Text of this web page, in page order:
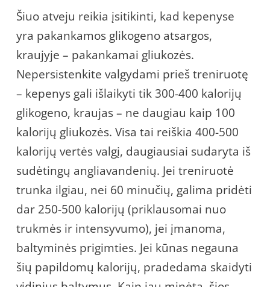
Šiuo atveju reikia įsitikinti, kad kepenyse
yra pakankamos glikogeno atsargos,
kraujyje – pakankamai gliukozės.
Nepersistenkite valgydami prieš treniruotę
– kepenys gali išlaikyti tik 300-400 kalorijų
glikogeno, kraujas – ne daugiau kaip 100
kalorijų gliukozės. Visa tai reiškia 400-500
kalorijų vertės valgį, daugiausiai sudaryta iš
sudėtingų angliavandenių. Jei treniruotė
trunka ilgiau, nei 60 minučių, galima pridėti
dar 250-500 kalorijų (priklausomai nuo
trukmės ir intensyvumo), jei įmanoma,
baltyminės prigimties. Jei kūnas negauna
šių papildomų kalorijų, pradedama skaidyti